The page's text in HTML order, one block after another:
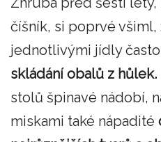
číšník, si poprvé
jednotlivými jídly
skládání obalů z hůlek.
stolů špinavé nádobí,
miskami také nápadité